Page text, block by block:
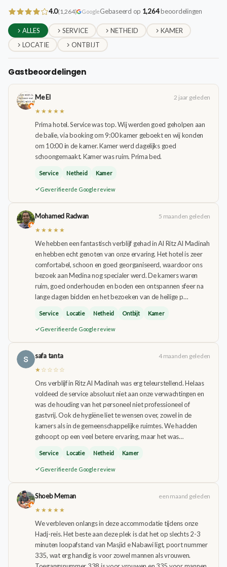
4.0(1,264) GoogleGebaseerd op 1,264beoordelingen
ALLES SERVICE NETHEID
KAMER
LOCATIE
ONTBIJT
Gastbeoordelingen
Me El
2 jaar geleden
★★★★★
Prima hotel. Service was top. Wij werden goed geholpen aan
de balie, via booking om 9:00 kamer geboekt en wij konden
om 10:00 in de kamer. Kamer werd dagelijks goed
schoongemaakt. Kamer was ruim. Prima bed.
Service Netheid Kamer
Geverifieerde Google review
Mohamed Radwan
5 maanden geleden
★★★★★
We hebben een fantastisch verblijf gehad in Al Ritz Al Madinah
en hebben echt genoten van onze ervaring. Het hotel is zeer
comfortabel, schoon en goed georganiseerd, waardoor ons
bezoek aan Medina nog specialer werd. De kamers waren
ruim, goed onderhouden en boden een ontspannen sfeer na
lange dagen bidden en het bezoeken van de heilige p…
Service Locatie Netheid Ontbijt Kamer
Geverifieerde Google review
safa tanta
4 maanden geleden
★☆☆☆☆
Ons verblijf in Ritz Al Madinah was erg teleurstellend. Helaas
voldeed de service absoluut niet aan onze verwachtingen en
was de houding van het personeel niet professioneel of
gastvrij. Ook de hygiëne liet te wensen over, zowel in de
kamers als in de gemeenschappelijke ruimtes. We hadden
gehoopt op een veel betere ervaring, maar het was…
Service Locatie Netheid Kamer
Geverifieerde Google review
Shoeb Meman
een maand geleden
★★★★★
We verbleven onlangs in deze accommodatie tijdens onze
Hadj-reis. Het beste aan deze plek is dat het op slechts 2-3
minuten loopafstand van Masjid e Nabawi ligt, poort nummer
335, wat erg handig is voor zowel mannen als vrouwen.